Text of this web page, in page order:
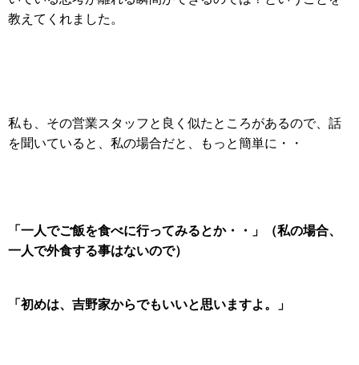
教えてくれました。
私も、その営業スタッフと良く似たところがあるので、話
を聞いていると、 私の場合だと、もっと簡単に・・
「一人でご飯を食べに行ってみるとか・・」（私の場合、
一人で外食する事はないので）
「初めは、吉野家からでもいいと思いますよ。」